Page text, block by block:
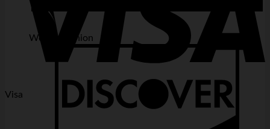
Western Union
Visa